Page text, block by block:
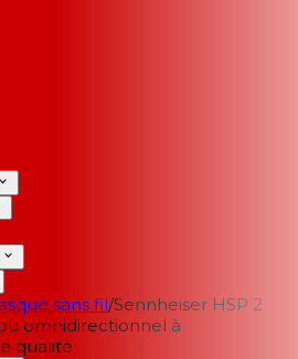
sans fil/Sennheiser HSP 2
omnidirectionnel à
qualité